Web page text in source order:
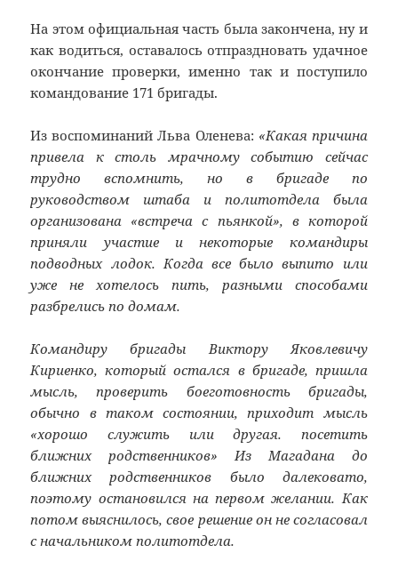
На этом официальная часть была закончена, ну и
как водиться, оставалось отпраздновать удачное
окончание проверки, именно так и поступило
командование 171 бригады.
Из воспоминаний Льва Оленева: «Какая причина
привела к столь мрачному событию сейчас
трудно вспомнить, но в бригаде по
руководством штаба и политотдела была
организована «встреча с пьянкой», в которой
приняли участие и некоторые командиры
подводных лодок. Когда все было выпито или
уже не хотелось пить, разными способами
разбрелись по домам.
Командиру бригады Виктору Яковлевичу
Кириенко, который остался в бригаде, пришла
мысль, проверить боеготовность бригады,
обычно в таком состоянии, приходит мысль
«хорошо служить или другая. посетить
ближних родственников» Из Магадана до
ближних родственников было далековато,
поэтому остановился на первом желании. Как
потом выяснилось, свое решение он не согласовал
с начальником политотдела.